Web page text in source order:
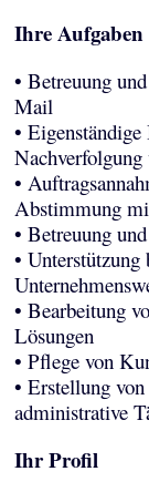
Ihre Aufgaben
• Betreuung
Mail
•
•
Abstimmung
• Betreuung
•
• Bearbeitung
Lösungen
• Pflege von
• Erstellung
administrative
Ihr Profil